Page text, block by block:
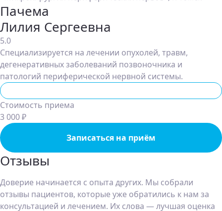
Пачема
Лилия Сергеевна
5.0
Специализируется на лечении опухолей, травм,
дегенеративных заболеваний позвоночника и
патологий периферической нервной системы.
Стоимость приема
3 000 ₽
Записаться на приём
Отзывы
Доверие начинается с опыта других. Мы собрали
отзывы пациентов, которые уже обратились к нам за
консультацией и лечением. Их слова — лучшая оценка